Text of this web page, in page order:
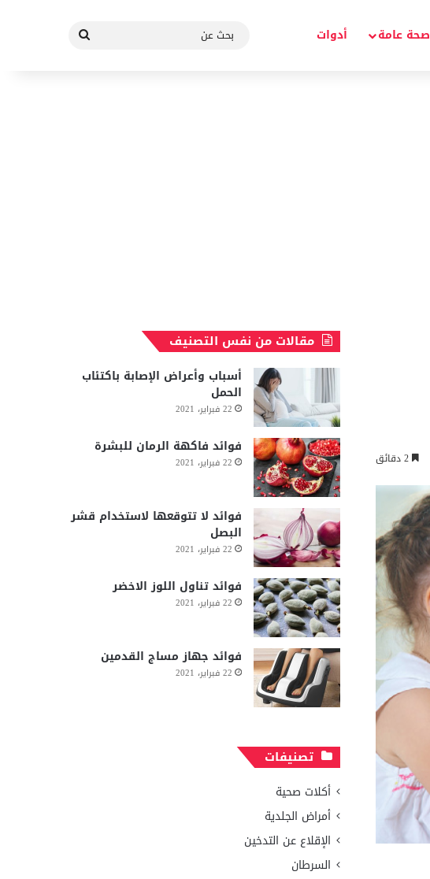
صحة عامة أدوات
بحث
مقالات من نفس التصنيف
أسباب وأعراض الإصابة باكتئاب
الحمل
22 فبراير، 2021
فوائد فاكهة الرمان للبشرة
22 فبراير، 2021
فوائد لا تتوقعها لاستخدام قشر
البصل
22 فبراير، 2021
فوائد تناول اللوز الاخضر
22 فبراير، 2021
فوائد جهاز مساج القدمين
22 فبراير، 2021
تصنيفات
أكلات صحية
أمراض الجلدية
الإقلاع عن التدخين
السرطان